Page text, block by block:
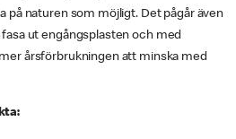
på naturen som möjligt. Det pågår även
ut engångsplasten och med
årsförbrukningen att minska med